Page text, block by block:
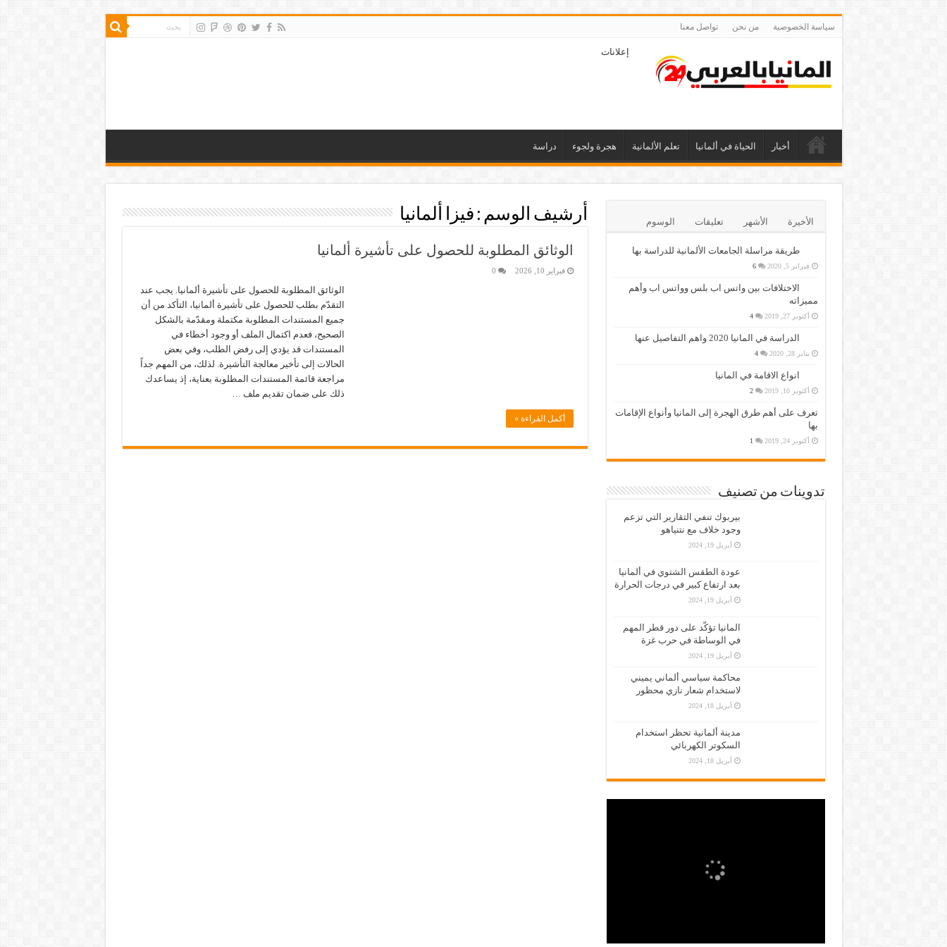
سياسة الخصوصية من نحن تواصل معنا
إعلانات
أخبار الحياة في ألمانيا تعلم الألمانية هجرة ولجوء دراسة
أرشيف الوسم : فيزا ألمانيا
الوثائق المطلوبة للحصول على تأشيرة ألمانيا
فبراير 10, 2026 0
الوثائق المطلوبة للحصول على تأشيرة ألمانيا. يجب عند
التقدّم بطلب للحصول على تأشيرة ألمانيا، التأكد من أن
جميع المستندات المطلوبة مكتملة ومقدّمة بالشكل
الصحيح، فعدم اكتمال الملف أو وجود أخطاء في
المستندات قد يؤدي إلى رفض الطلب، وفي بعض
الحالات إلى تأخير معالجة التأشيرة. لذلك، من المهم جداً
مراجعة قائمة المستندات المطلوبة بعناية، إذ يساعدك
ذلك على ضمان تقديم ملف …
أكمل القراءة »
الأخيرة الأشهر تعليقات الوسوم
طريقة مراسلة الجامعات الألمانية للدراسة بها
فبراير 5, 2020 6
الاختلافات بين واتس اب بلس وواتس اب وأهم
مميزاته
أكتوبر 27, 2019 4
الدراسة في المانيا 2020 واهم التفاصيل عنها
يناير 28, 2020 4
انواع الاقامة في المانيا
أكتوبر 10, 2019 2
تعرف على أهم طرق الهجرة إلى المانيا وأنواع الإقامات
بها
أكتوبر 24, 2019 1
تدوينات من تصنيف
بيربوك تنفي التقارير التي تزعم
وجود خلاف مع نتنياهو
أبريل 19, 2024
عودة الطقس الشتوي في ألمانيا
بعد ارتفاع كبير في درجات الحرارة
أبريل 19, 2024
المانيا تؤكّد على دور قطر المهم
في الوساطة في حرب غزة
أبريل 19, 2024
محاكمة سياسي ألماني يميني
لاستخدام شعار نازي محظور
أبريل 18, 2024
مدينة ألمانية تحظر استخدام
السكوتر الكهربائي
أبريل 18, 2024